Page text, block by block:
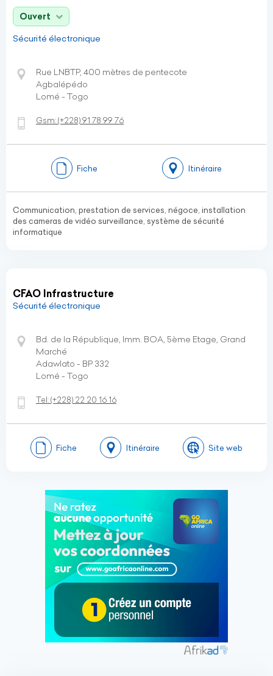
Ouvert
Sécurité électronique
Rue LNBTP, 400 mètres de pentecote
Agbalépédo
Lomé - Togo
Gsm:(+228)91 78 99 76
Fiche Itinéraire
Communication, prestation de services, négoce, installation
des cameras de vidéo surveillance, système de sécurité
informatique
CFAO Infrastructure
Sécurité électronique
Bd. de la République, Imm. BOA, 5ème Etage, Grand
Marché
Adawlato - BP 332
Lomé - Togo
Tel:(+228) 22 20 16 16
Fiche Itinéraire Site web